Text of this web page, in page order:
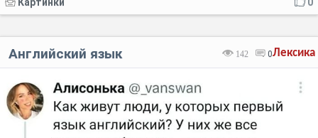
0
Картинки
Лексика
142 0
Английский язык